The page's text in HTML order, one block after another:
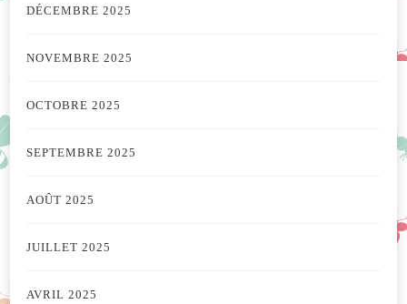
DÉCEMBRE 2025
NOVEMBRE 2025
OCTOBRE 2025
SEPTEMBRE 2025
AOÛT 2025
JUILLET 2025
AVRIL 2025